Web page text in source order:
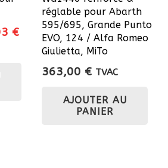
page
produit
€.
€Le
294,03 €.
réglable pour Abarth
595/695, Grande Punto
EVO, 124 / Alfa Romeo
Giulietta, MiTo
363,00 € TVAC
AJOUTER AU
PANIER